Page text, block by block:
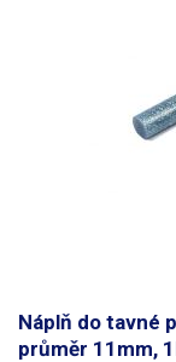
Náplň do tavné
průměr 11mm,